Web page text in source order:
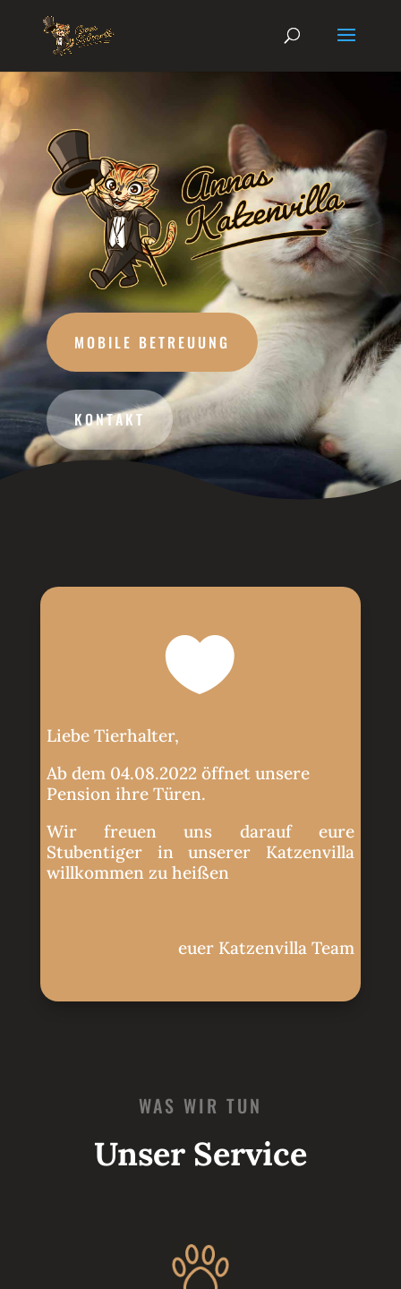
MOBILE BETREUUNG
KONTAKT

Liebe Tierhalter,
Ab dem 04.08.2022 öffnet unsere
Pension ihre Türen.
Wir freuen uns darauf eure
Stubentiger in unserer Katzenvilla
willkommen zu heißen
euer Katzenvilla Team
WAS WIR TUN
Unser Service